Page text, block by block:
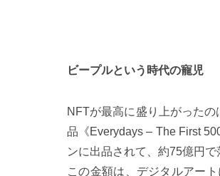
ビープルという時代の寵児
NFTが最高に盛り上がった
品《Everydays – The First
ンに出品されて、約75億円で
この金額は、デジタルアー